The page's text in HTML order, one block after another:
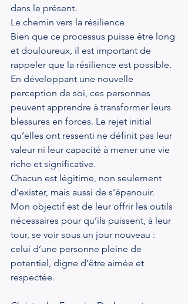
dans le présent.
Le chemin vers la résilience
Bien que ce processus puisse être long
et douloureux, il est important de
rappeler que la résilience est possible.
En développant une nouvelle
perception de soi, ces personnes
peuvent apprendre à transformer leurs
blessures en forces. Le rejet initial
qu’elles ont ressenti ne définit pas leur
valeur ni leur capacité à mener une vie
riche et significative.
Chacun est légitime, non seulement
d’exister, mais aussi de s’épanouir.
Mon objectif est de leur offrir les outils
nécessaires pour qu’ils puissent, à leur
tour, se voir sous un jour nouveau :
celui d’une personne pleine de
potentiel, digne d’être aimée et
respectée.